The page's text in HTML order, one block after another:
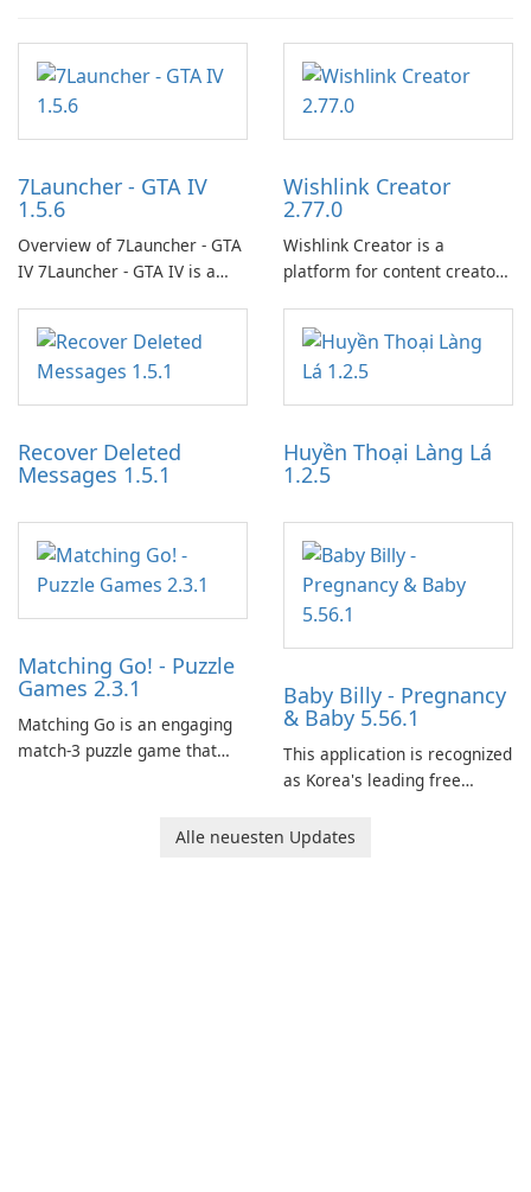
7Launcher - GTA IV
1.5.6
Overview of 7Launcher - GTA
IV 7Launcher - GTA IV is a
application designed to
optimize the gaming
experience for Grand Theft
Auto IV.
Wishlink Creator
2.77.0
Wishlink Creator is a
platform for content creators
work through built-in brand
partnerships and integrated
tools for content distribution
and audience engagement.
Recover Deleted
Messages 1.5.1
Huyền Thoại Làng Lá
1.2.5
Matching Go! - Puzzle
Games 2.3.1
Matching Go is an engaging
match-3 puzzle game that
Ollie, on an adventurous
Baby Billy - Pregnancy
& Baby 5.56.1
This application is recognized
as Korea's leading free
baby tracking, offering
Alle neuesten Updates